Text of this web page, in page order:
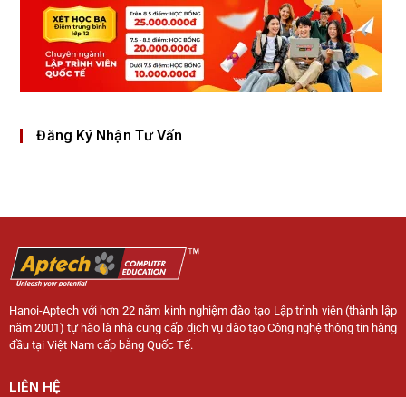
Đăng Ký Nhận Tư Vấn
Hanoi-Aptech với hơn 22 năm kinh nghiệm đào tạo Lập trình viên (thành lập
năm 2001) tự hào là nhà cung cấp dịch vụ đào tạo Công nghệ thông tin hàng
đầu tại Việt Nam cấp bằng Quốc Tế.
LIÊN HỆ